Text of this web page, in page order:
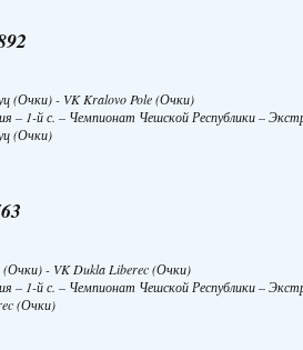
(Очки) - VK Kralovo Pole (Очки)
– 1-й с. – Чемпионат Чешской Республики –
(Очки)
(Очки) - VK Dukla Liberec (Очки)
– 1-й с. – Чемпионат Чешской Республики –
(Очки)